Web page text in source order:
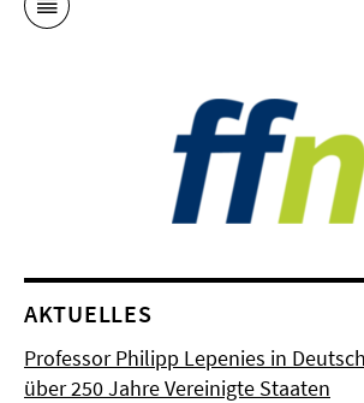
AKTUELLES
Professor Philipp Lepenies in
über 250 Jahre Vereinigte Staaten